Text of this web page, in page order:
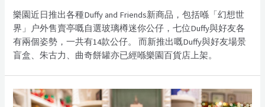
樂園近日推出各種Duffy and Friends新商品，包括喺「幻想世
界」户外售賣亭嘅自選玻璃樽迷你公仔，七位Duffy與好友各
有兩個姿勢，一共有14款公仔。 而新推出嘅Duffy與好友場景
盲盒、朱古力、曲奇餅罐亦已經喺樂園百貨店上架。